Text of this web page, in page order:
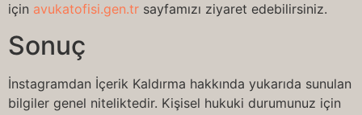
için avukatofisi.gen.tr sayfamızı ziyaret edebilirsiniz.
Sonuç
İnstagramdan İçerik Kaldırma hakkında yukarıda sunulan
bilgiler genel niteliktedir. Kişisel hukuki durumunuz için